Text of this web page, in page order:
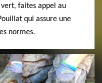
faites appel au
qui assure une
normes.